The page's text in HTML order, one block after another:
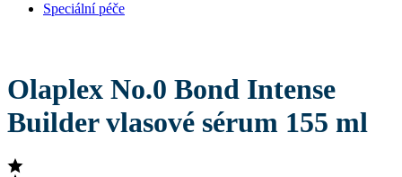
Speciální péče
Olaplex No.0 Bond Intense
Builder vlasové sérum 155 ml